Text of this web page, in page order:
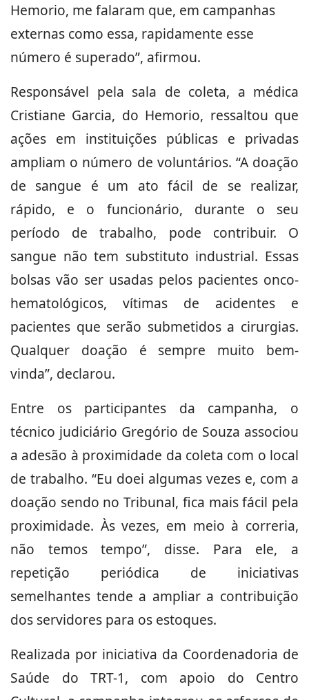
Hemorio, me falaram que, em campanhas
externas como essa, rapidamente esse
número é superado”, afirmou.
Responsável pela sala de coleta, a médica
Cristiane Garcia, do Hemorio, ressaltou que
ações em instituições públicas e privadas
ampliam o número de voluntários. “A doação
de sangue é um ato fácil de se realizar,
rápido, e o funcionário, durante o seu
período de trabalho, pode contribuir. O
sangue não tem substituto industrial. Essas
bolsas vão ser usadas pelos pacientes onco-
hematológicos, vítimas de acidentes e
pacientes que serão submetidos a cirurgias.
Qualquer doação é sempre muito bem-
vinda”, declarou.
Entre os participantes da campanha, o
técnico judiciário Gregório de Souza associou
a adesão à proximidade da coleta com o local
de trabalho. “Eu doei algumas vezes e, com a
doação sendo no Tribunal, fica mais fácil pela
proximidade. Às vezes, em meio à correria,
não temos tempo”, disse. Para ele, a
repetição periódica de iniciativas
semelhantes tende a ampliar a contribuição
dos servidores para os estoques.
Realizada por iniciativa da Coordenadoria de
Saúde do TRT-1, com apoio do Centro